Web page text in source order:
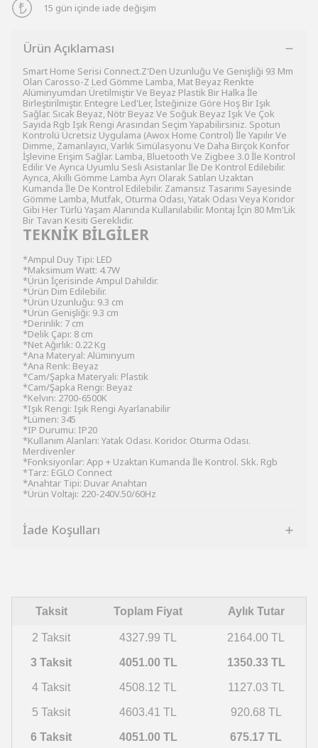
15 gün içinde iade değişim
Ürün Açıklaması
Smart Home Serisi Connect.Z'Den Uzunluğu Ve Genişliği 93 Mm
Olan Carosso-Z Led Gömme Lamba, Mat Beyaz Renkte
Alüminyumdan Üretilmiştir Ve Beyaz Plastik Bir Halka İle
Birleştirilmiştir. Entegre Led'Ler, İsteğinize Göre Hoş Bir Işık
Sağlar. Sıcak Beyaz, Nötr Beyaz Ve Soğuk Beyaz Işık Ve Çok
Sayıda Rgb Işık Rengi Arasından Seçim Yapabilirsiniz. Spotun
Kontrolü Ücretsiz Uygulama (Awox Home Control) İle Yapılır Ve
Dimme, Zamanlayıcı, Varlık Simülasyonu Ve Daha Birçok Konfor
İşlevine Erişim Sağlar. Lamba, Bluetooth Ve Zigbee 3.0 İle Kontrol
Edilir Ve Ayrıca Uyumlu Sesli Asistanlar İle De Kontrol Edilebilir.
Ayrıca, Akıllı Gömme Lamba Ayrı Olarak Satılan Uzaktan
Kumanda İle De Kontrol Edilebilir. Zamansız Tasarımı Sayesinde
Gömme Lamba, Mutfak, Oturma Odası, Yatak Odası Veya Koridor
Gibi Her Türlü Yaşam Alanında Kullanılabilir. Montaj İçin 80 Mm'Lik
Bir Tavan Kesiti Gereklidir.
TEKNİK BİLGİLER
*Ampul Duy Tipi: LED
*Maksimum Watt: 4.7W
*Ürün İçerisinde Ampul Dahildir.
*Ürün Dim Edilebilir.
*Ürün Uzunluğu: 9.3 cm
*Ürün Genişliği: 9.3 cm
*Derinlik: 7 cm
*Delik Çapı: 8 cm
*Net Ağırlık: 0.22 Kg
*Ana Materyal: Alüminyum
*Ana Renk: Beyaz
*Cam/Şapka Materyali: Plastik
*Cam/Şapka Rengi: Beyaz
*Kelvın: 2700-6500K
*Işık Rengi: Işık Rengi Ayarlanabilir
*Lümen: 345
*IP Durumu: IP20
*Kullanım Alanları: Yatak Odası. Koridor. Oturma Odası.
Merdivenler
*Fonksiyonlar: App + Uzaktan Kumanda İle Kontrol. Skk. Rgb
*Tarz: EGLO Connect
*Anahtar Tipi: Duvar Anahtarı
*Ürün Voltajı: 220-240V.50/60Hz
İade Koşulları
Taksit Toplam Fiyat Aylık Tutar
2 Taksit 4327.99 TL 2164.00 TL
3 Taksit 4051.00 TL 1350.33 TL
4 Taksit 4508.12 TL 1127.03 TL
5 Taksit 4603.41 TL 920.68 TL
6 Taksit 4051.00 TL 675.17 TL